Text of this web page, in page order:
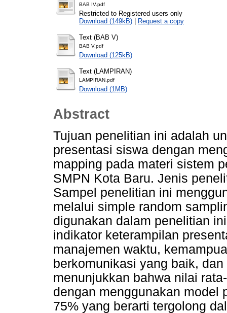
BAB IV.pdf
Restricted to Registered users only
Download (149kB) | Request a copy
Text (BAB V)
BAB V.pdf
Download (125kB)
Text (LAMPIRAN)
LAMPIRAN.pdf
Download (1MB)
Abstract
Tujuan penelitian ini adalah
presentasi siswa dengan
mapping pada materi sistem
SMPN Kota Baru. Jenis
Sampel penelitian ini
melalui simple random
digunakan dalam penelitian
indikator keterampilan
manajemen waktu,
berkomunikasi yang baik,
menunjukkan bahwa nilai
dengan menggunakan model
75% yang berarti tergolong